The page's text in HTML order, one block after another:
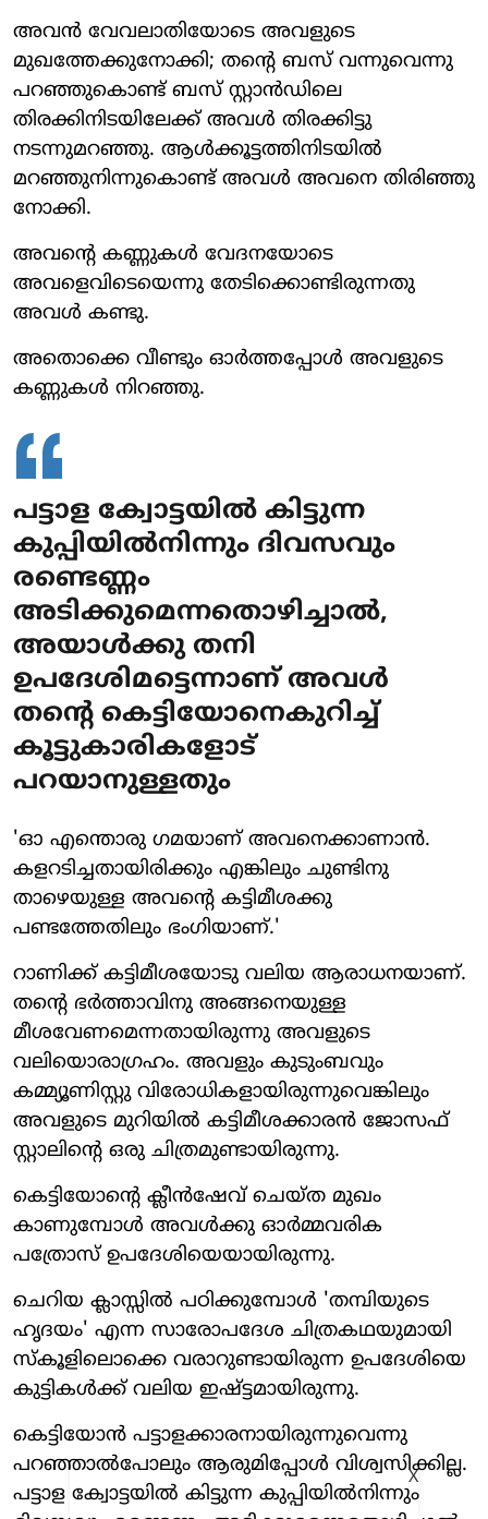
അവന്‍ വേവലാതിയോടെ അവളുടെ
മുഖത്തേക്കുനോക്കി; തന്റെ ബസ് വന്നുവെന്നു
പറഞ്ഞുകൊണ്ട് ബസ് സ്റ്റാന്‍ഡിലെ
തിരക്കിനിടയിലേക്ക് അവള്‍ തിരക്കിട്ടു
നടന്നുമറഞ്ഞു. ആള്‍ക്കൂട്ടത്തിനിടയില്‍
മറഞ്ഞുനിന്നുകൊണ്ട് അവള്‍ അവനെ തിരിഞ്ഞു
നോക്കി.
അവന്റെ കണ്ണുകള്‍ വേദനയോടെ
അവളെവിടെയെന്നു തേടിക്കൊണ്ടിരുന്നതു
അവള്‍ കണ്ടു.
അതൊക്കെ വീണ്ടും ഓര്‍ത്തപ്പോള്‍ അവളുടെ
കണ്ണുകള്‍ നിറഞ്ഞു.
പട്ടാള ക്വോട്ടയില്‍ കിട്ടുന്ന
കുപ്പിയില്‍നിന്നും ദിവസവും
രണ്ടെണ്ണം
അടിക്കുമെന്നതൊഴിച്ചാല്‍,
അയാള്‍ക്കു തനി
ഉപദേശിമട്ടെന്നാണ് അവള്‍
തന്റെ കെട്ടിയോനെകുറിച്ച്
കൂട്ടുകാരികളോട്
പറയാനുള്ളതും
'ഓ എന്തൊരു ഗമയാണ് അവനെക്കാണാന്‍.
കളറടിച്ചതായിരിക്കും എങ്കിലും ചുണ്ടിനു
താഴെയുള്ള അവന്റെ കട്ടിമീശക്കു
പണ്ടത്തേതിലും ഭംഗിയാണ്.'
റാണിക്ക് കട്ടിമീശയോടു വലിയ ആരാധനയാണ്.
തന്റെ ഭര്‍ത്താവിനു അങ്ങനെയുള്ള
മീശവേണമെന്നതായിരുന്നു അവളുടെ
വലിയൊരാഗ്രഹം. അവളും കുടുംബവും
കമ്മ്യൂണിസ്റ്റു വിരോധികളായിരുന്നുവെങ്കിലും
അവളുടെ മുറിയില്‍ കട്ടിമീശക്കാരന്‍ ജോസഫ്
സ്റ്റാലിന്റെ ഒരു ചിത്രമുണ്ടായിരുന്നു.
കെട്ടിയോന്റെ ക്ലീന്‍ഷേവ് ചെയ്ത മുഖം
കാണുമ്പോള്‍ അവള്‍ക്കു ഓര്‍മ്മവരിക
പത്രോസ് ഉപദേശിയെയായിരുന്നു.
ചെറിയ ക്ലാസ്സില്‍ പഠിക്കുമ്പോള്‍ 'തമ്പിയുടെ
ഹൃദയം' എന്ന സാരോപദേശ ചിത്രകഥയുമായി
സ്‌കൂളിലൊക്കെ വരാറുണ്ടായിരുന്ന ഉപദേശിയെ
കുട്ടികള്‍ക്ക് വലിയ ഇഷ്ട്ടമായിരുന്നു.
കെട്ടിയോന്‍ പട്ടാളക്കാരനായിരുന്നുവെന്നു
പറഞ്ഞാല്‍പോലും ആരുമിപ്പോള്‍ വിശ്വസിക്കില്ല.
പട്ടാള ക്വോട്ടയില്‍ കിട്ടുന്ന കുപ്പിയില്‍നിന്നും
X